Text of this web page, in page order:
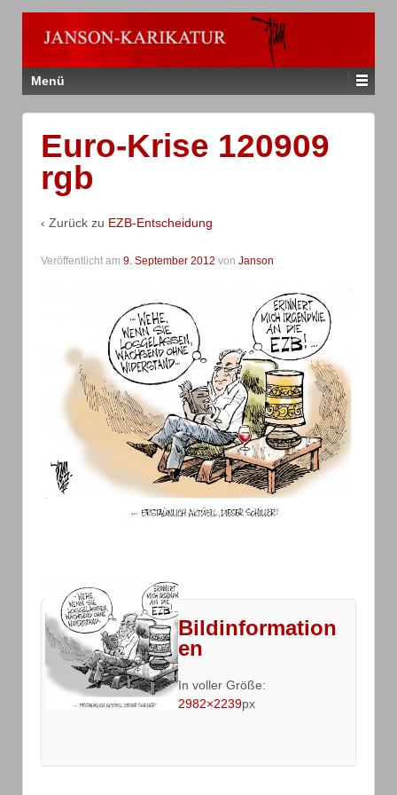
Menü
Euro-Krise 120909
rgb
‹ Zurück zu EZB-Entscheidung
Veröffentlicht am 9. September 2012 von Janson
Bildinformation
en
In voller Größe:
2982×2239px